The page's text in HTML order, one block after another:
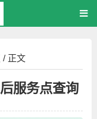
/ 正文
服务点查询